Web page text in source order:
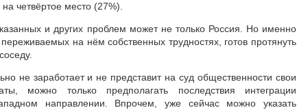
четвёртое место (27%).
и других проблем может не только Россия. Но именно
на нём собственных трудностях, готов протянуть
не заработает и не представит на суд общественности свои
можно только предполагать последствия интеграции
направлении. Впрочем, уже сейчас можно указать